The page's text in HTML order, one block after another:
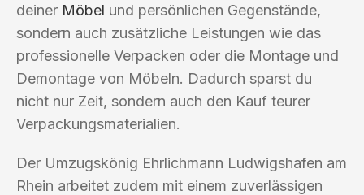
deiner Möbel und persönlichen Gegenstände,
sondern auch zusätzliche Leistungen wie das
professionelle Verpacken oder die Montage und
Demontage von Möbeln. Dadurch sparst du
nicht nur Zeit, sondern auch den Kauf teurer
Verpackungsmaterialien.
Der Umzugskönig Ehrlichmann Ludwigshafen am
Rhein arbeitet zudem mit einem zuverlässigen